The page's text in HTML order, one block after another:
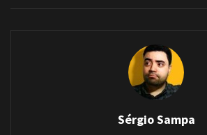
Sérgio Sampa